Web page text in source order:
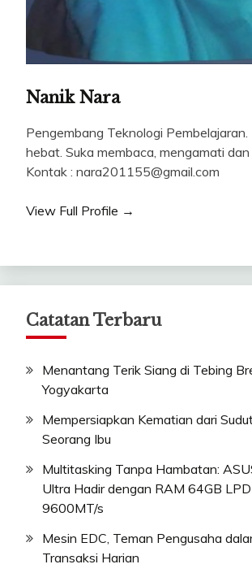
Nanik Nara
Pengembang Teknologi Pembelajaran.
hebat. Suka membaca, mengamati dan
Kontak : nara201155@gmail.com
View Full Profile →
Catatan Terbaru
Menantang Terik Siang di Tebing
Yogyakarta
Mempersiapkan Kematian dari
Seorang Ibu
Multitasking Tanpa Hambatan:
Ultra Hadir dengan RAM 64GB
9600MT/s
Mesin EDC, Teman Pengusaha
Transaksi Harian